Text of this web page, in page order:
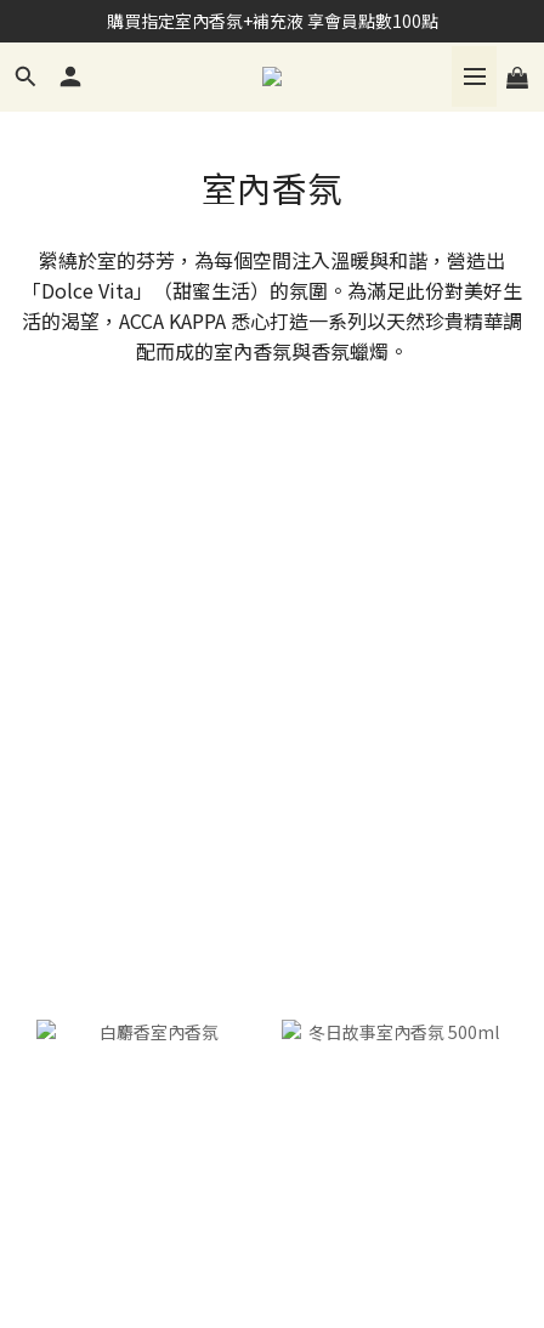
加入Line會員 享NT$100購物禮金
購買指定室內香氛+補充液 享會員點數100點
加入Line會員 享NT$100購物禮金
室內香氛
縈繞於室的芬芳，為每個空間注入溫暖與和諧，營造出
「Dolce Vita」（甜蜜生活）的氛圍。為滿足此份對美好生
活的渴望，ACCA KAPPA 悉心打造一系列以天然珍貴精華調
配而成的室內香氛與香氛蠟燭。